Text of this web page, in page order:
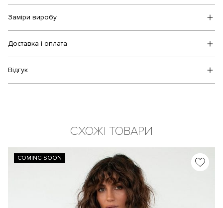
Заміри виробу
Доставка і оплата
Відгук
СХОЖІ ТОВАРИ
COMING SOON